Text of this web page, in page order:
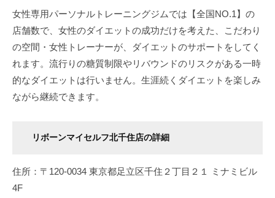
女性専用パーソナルトレーニングジムでは【全国NO.1】の
店舗数で、女性のダイエットの成功だけを考えた、こだわり
の空間・女性トレーナーが、ダイエットのサポートをしてく
れます。流行りの糖質制限やリバウンドのリスクがある一時
的なダイエットは行いません。生涯続くダイエットを楽しみ
ながら継続できます。
リボーンマイセルフ北千住店の詳細
住所：〒120-0034 東京都足立区千住２丁目２１ ミナミビル
4F